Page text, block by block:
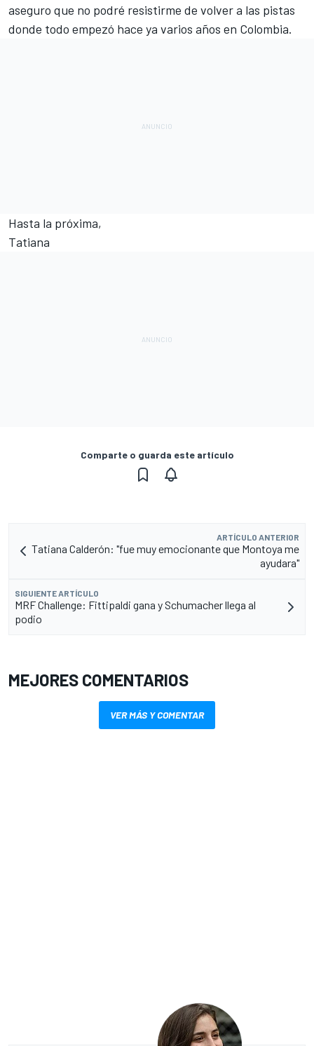
aseguro que no podré resistirme de volver a las pistas
donde todo empezó hace ya varios años en Colombia.
Hasta la próxima,
Tatiana
Comparte o guarda este artículo
ARTÍCULO ANTERIOR
Tatiana Calderón: "fue muy emocionante que Montoya me
ayudara"
SIGUIENTE ARTÍCULO
MRF Challenge: Fittipaldi gana y Schumacher llega al
podio
MEJORES COMENTARIOS
VER MÁS Y COMENTAR